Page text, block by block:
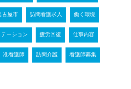
古屋市 訪問看護求人 働く環境
ーション 疲労回復 仕事内容
准看護師 訪問介護 看護師募集